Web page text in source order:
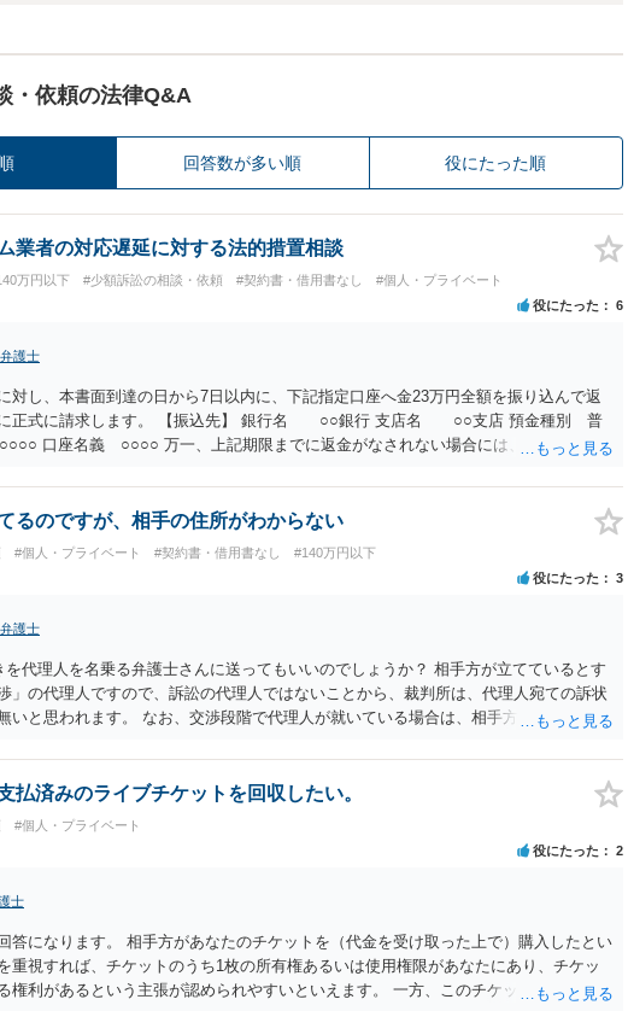
・依頼の法律Q&A
回答数が多い順 役にたった順
業者の対応遅延に対する法的措置相談
万円以下 #少額訴訟の相談・依頼 #契約書・借用書なし #個人・プライベート
役にたった 6
弁護士
対し、本書面到達の日から7日以内に、下記指定口座へ金23万円全額を振り込んで返
に正式に請求します。 【振込先】 銀行名 ○○銀行 支店名 ○○支店 預金種別 普
口座名義 ○○○○ 万一、上記期限までに返金がなされない場合には、貴殿には任
支払督促その他必要な法的手続を直ちに講じます。 その際には、訴訟に要する費用そ
る金員についても併せて請求する予定ですので、あらかじめ申し添えます。 本件は、
時期などの内部事情は、私に対する返還義務の発生や履行時期には何ら影響を及ぼす
。 これ以上、本件の解決を不必要に遅延させることなく、誠意をもって速やかに返金
う、強く求めます。 以上
るのですが、相手の住所がわからない
#個人・プライベート #契約書・借用書なし #140万円以下
役にたった 3
弁護士
代理人を名乗る弁護士さんに送ってもいいのでしょうか？ 相手方が立てているとす
」の代理人ですので、訴訟の代理人ではないことから、裁判所は、代理人宛ての訴状
いと思われます。 なお、交渉段階で代理人が就いている場合は、相手方（被告）の住
該代理人弁護士に事前連絡し、引き続き訴訟も受任するかを聞いたうえで、受任の意
ところで、直接被告に送達するのではなく、代理人に訴状の受領を促すこともありま
人弁護士に委任するかも疑わしいのですが）も住所は明らかにしないでしょう。 何か
込先などの情報）から、相手の住所等の情報を割り出していくしかないように思えま
で。
払済みのライブチケットを回収したい。
#個人・プライベート
役にたった 2
士
答になります。 相手方があなたのチケットを（代金を受け取った上で）購入したとい
重視すれば、チケットのうち1枚の所有権あるいは使用権限があなたにあり、チケッ
権利があるという主張が認められやすいといえます。 一方、このチケット購入には